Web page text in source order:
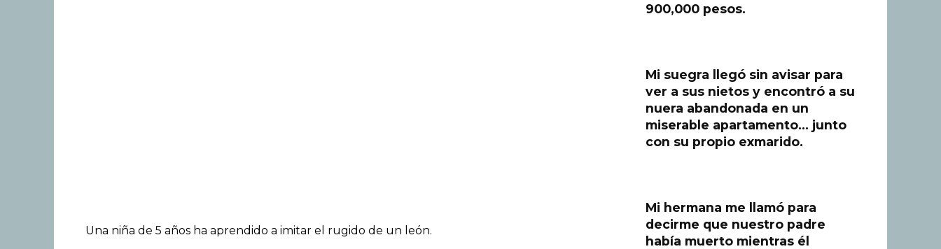
Una niña de 5 años ha aprendido a imitar el rugido de un león.
900,000 pesos.
Mi suegra llegó sin avisar para
ver a sus nietos y encontró a su
nuera abandonada en un
miserable apartamento… junto
con su propio exmarido.
Mi hermana me llamó para
decirme que nuestro padre
había muerto mientras él